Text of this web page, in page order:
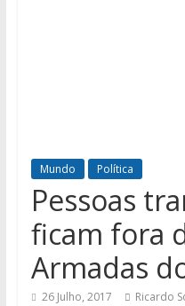
Mundo Política
Pessoas
ficam fora
Armadas
26 Julho, 2017 Ricardo